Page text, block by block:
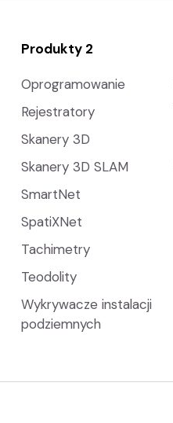
Produkty 2
Oprogramowanie
Rejestratory
Skanery 3D
Skanery 3D SLAM
SmartNet
SpatiXNet
Tachimetry
Teodolity
Wykrywacze instalacji
podziemnych